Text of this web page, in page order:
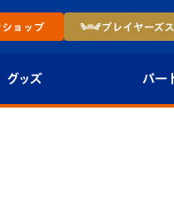
ショップ プレイヤーズ
グッズ パー